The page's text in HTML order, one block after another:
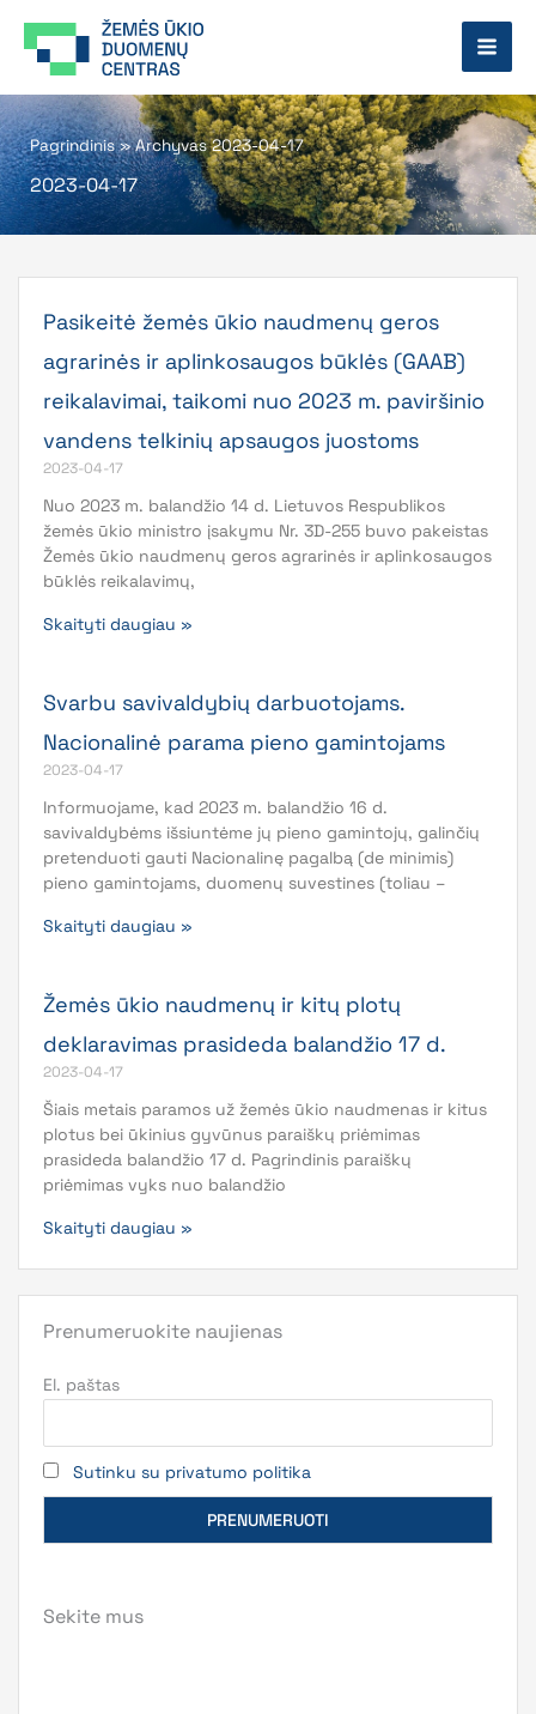
prie
Pagrindinis»Archyvas 2023-04-17
2023-04-17
Pasikeitė žemės ūkio naudmenų geros
agrarinės ir aplinkosaugos būklės (GAAB)
reikalavimai, taikomi nuo 2023 m. paviršinio
vandens telkinių apsaugos juostoms
2023-04-17
Nuo 2023 m. balandžio 14 d. Lietuvos Respublikos
žemės ūkio ministro įsakymu Nr. 3D-255 buvo pakeistas
Žemės ūkio naudmenų geros agrarinės ir aplinkosaugos
būklės reikalavimų,
Skaityti daugiau »
Svarbu savivaldybių darbuotojams.
Nacionalinė parama pieno gamintojams
2023-04-17
Informuojame, kad 2023 m. balandžio 16 d.
savivaldybėms išsiuntėme jų pieno gamintojų, galinčių
pretenduoti gauti Nacionalinę pagalbą (de minimis)
pieno gamintojams, duomenų suvestines (toliau –
Skaityti daugiau »
Žemės ūkio naudmenų ir kitų plotų
deklaravimas prasideda balandžio 17 d.
2023-04-17
Šiais metais paramos už žemės ūkio naudmenas ir kitus
plotus bei ūkinius gyvūnus paraiškų priėmimas
prasideda balandžio 17 d. Pagrindinis paraiškų
priėmimas vyks nuo balandžio
Skaityti daugiau »
Prenumeruokite naujienas
El. paštas
Sutinku su privatumo politika
Sekite mus